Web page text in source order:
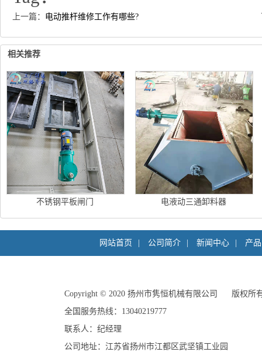
上一篇： 电动推杆维修工作有哪些?
相关推荐
不锈钢平板闸门 电液动三通卸料器
网站首页 公司简介 新闻中心 产
Copyright©2020 扬州市隽恒机械有限公司
版权所
全国服务热线：13040219777
联系人：纪经理
公司地址：江苏省扬州市江都区武坚镇工业园